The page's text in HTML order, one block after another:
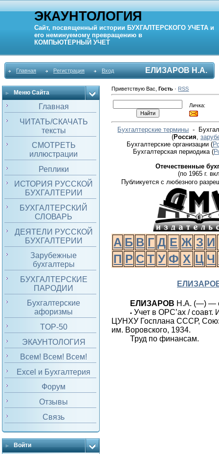
ЭКАУНТОЛОГИЯ
Сайт, посвященный истории БУХГАЛТЕРСКОГО УЧЕТА и
его неминуемому превращению в
КОМПЬЮТЕРНЫЙ УЧЕТ
Главная Регистрация Вход ЕЛИЗАРОВ Н.А.
Меню Сайта
Главная
ЧИТАТЬ/СКАЧАТЬ
тексты
СМОТРЕТЬ
иллюстрации
Реплики
ИСТОРИЯ РУССКОЙ
БУХГАЛТЕРИИ
БУХГАЛТЕРСКИЙ
СЛОВАРЬ
ДЕЯТЕЛИ РУССКОЙ
БУХГАЛТЕРИИ
Зарубежные
бухгалтеры
БУХГАЛТЕРСКИЕ
ПАРОДИИ
Бухгалтерские
афоризмы
TOP-50
ЭКАУНТОЛОГИЯ
Всем! Всем! Всем!
Excel и Бухгалтерия
Форум
Отзывы
Связь
Войти
Приветствую Вас ,Гость · RSS
Личка:
Бухгалтерские термины -
(Россия
Бухгалтерские организации (
Бухгалтерская периодика(
Отечественные
(по 1965 г.
Публикуется с любезного
А Б В Г Д Е Ж З И
П Р С Т У Ф Х Ц Ч
ЕЛИЗАРОВ Н.А. (—) —
• Учет в ОРС’ах /
ЦУНХУ Госплана СССР,
им. Воровского, 1934.
Труд по финансам.